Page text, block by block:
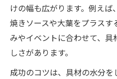
けの幅も広がります。例えば
焼きソースや大葉をプラス
みやイベントに合わせて、
しさがあります。
成功のコツは、具材の水分